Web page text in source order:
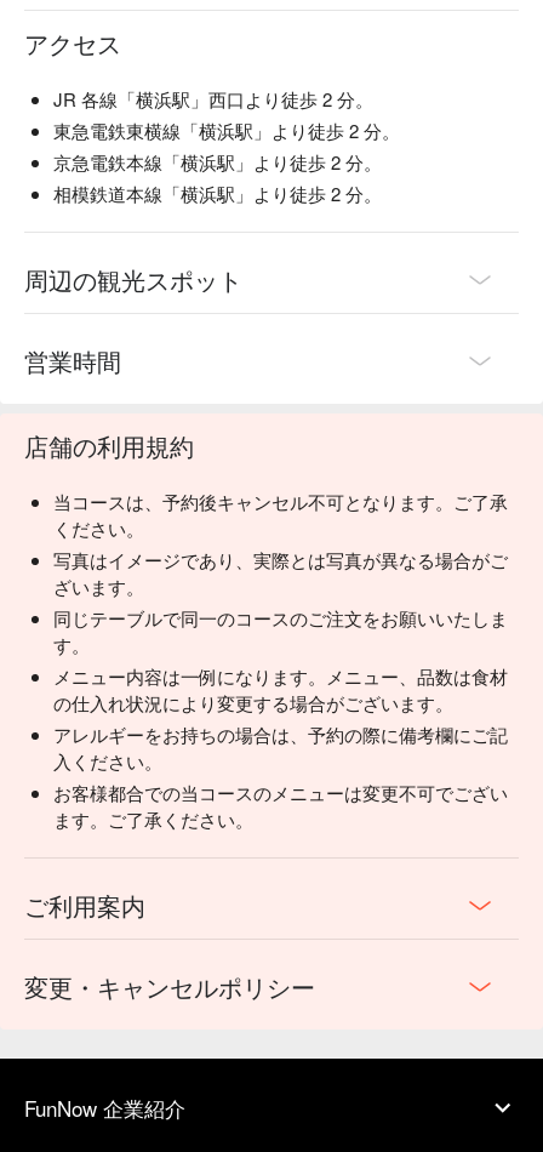
陶器のビール ：くいもの屋わんのビールは陶器で提供いた
します。和の内装と、こだわりのグラスや益子焼のお皿で大
（お味噌汁）をサービスしております。お味噌汁の中に含ま
れる大豆タンパクには血中のコレステロール値を低くした
り、血管を丈夫にする働きがあります。
アクセス
JR 各線「横浜駅」西口より徒歩 2 分。
東急電鉄東横線「横浜駅」より徒歩 2 分。
京急電鉄本線「横浜駅」より徒歩 2 分。
相模鉄道本線「横浜駅」より徒歩 2 分。
周辺の観光スポット
営業時間
店舗の利用規約
当コースは、予約後キャンセル不可となります。ご了承
ください。
写真はイメージであり、実際とは写真が異なる場合がご
ざいます。
同じテーブルで同一のコースのご注文をお願いいたしま
す。
メニュー内容は一例になります。メニュー、品数は食材
の仕入れ状況により変更する場合がございます。
アレルギーをお持ちの場合は、予約の際に備考欄にご記
入ください。
お客様都合での当コースのメニューは変更不可でござい
ます。ご了承ください。
ご利用案内
変更・キャンセルポリシー
FunNow 企業紹介